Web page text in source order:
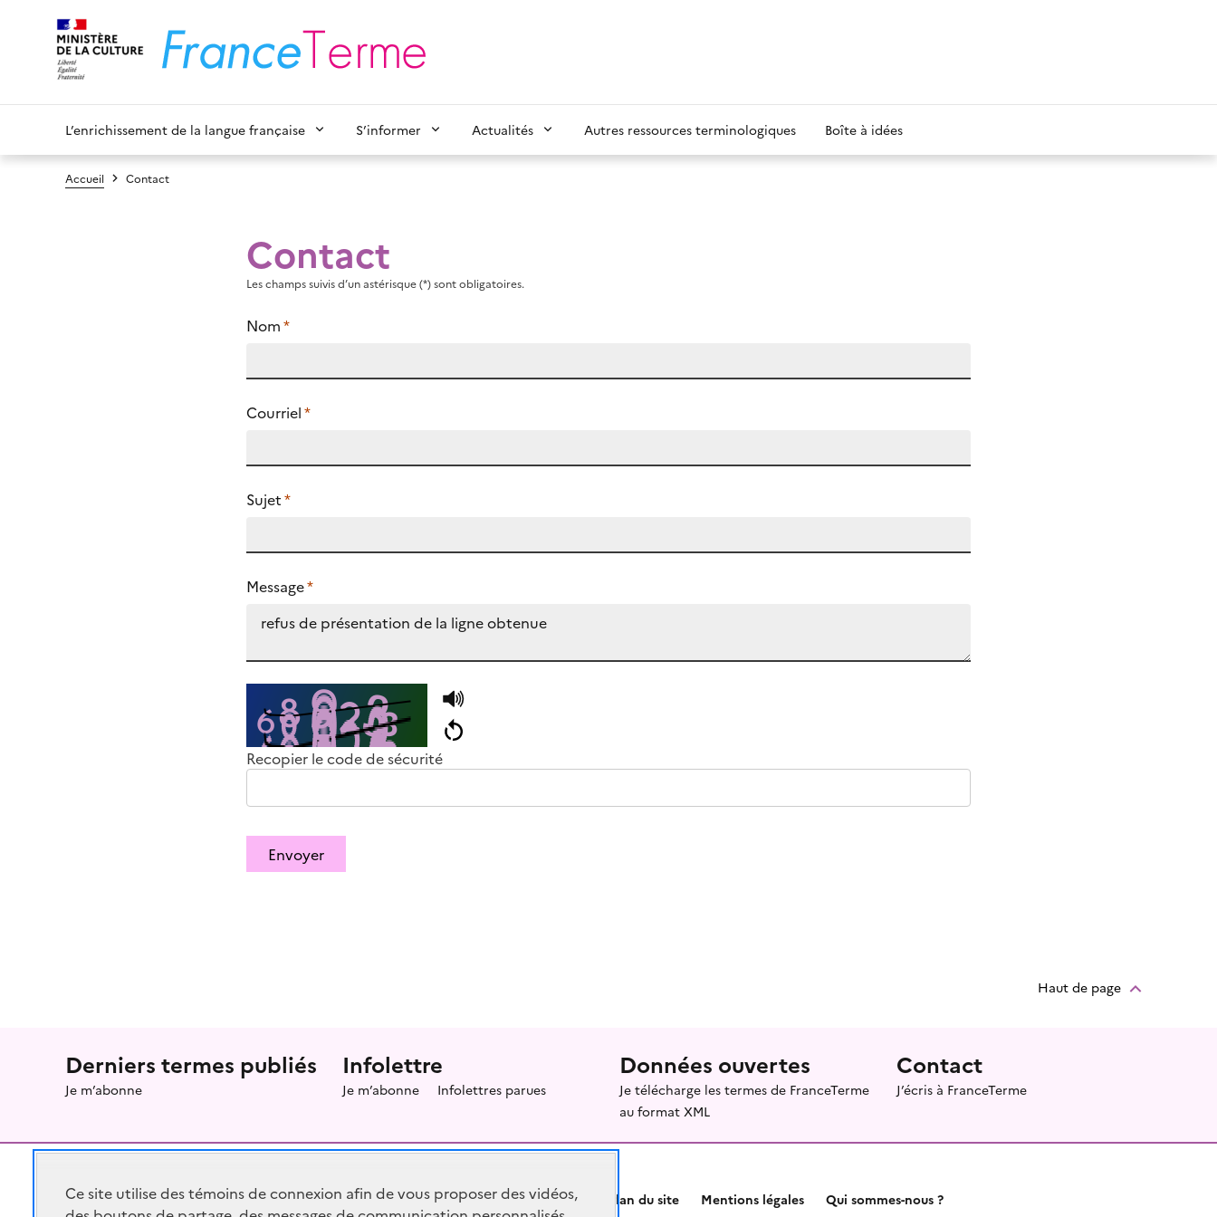
L’enrichissement de la langue française S’informer Actualités Autres ressources terminologiques Boîte à idées
Accueil Contact
Contact
Les champs suivis d’un astérisque (*) sont obligatoires.
Nom*
Courriel*
Sujet*
Message*
Recopier le code de sécurité
Envoyer
Haut de page
Menu prefooter
Derniers termes publiés
Je m’abonne
Infolettre
Je m’abonne Infolettres parues
Données ouvertes
Je télécharge les termes de FranceTerme
au format XML
Contact
J’écris à FranceTerme
Plan du site Mentions légales Qui sommes-nous ?
Ce site utilise des témoins de connexion afin de vous proposer des vidéos,